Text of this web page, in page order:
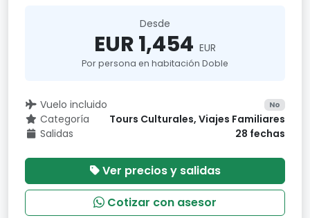
Desde
EUR 1,454 EUR
Por persona en habitación Doble
Vuelo incluido No
Categoría
Tours Culturales, Viajes Familiares
Salidas
28 fechas
Ver precios y salidas
Cotizar con asesor